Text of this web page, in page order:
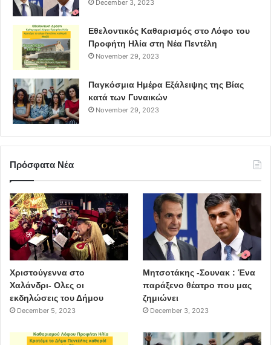
December 3, 2023
Εθελοντικός Καθαρισμός στο Λόφο του
Προφήτη Ηλία στη Νέα Πεντέλη
November 29, 2023
Παγκόσμια Ημέρα Εξάλειψης της Βίας
κατά των Γυναικών
November 29, 2023
Πρόσφατα Νέα
Χριστούγεννα στο
Χαλάνδρι- Ολες οι
εκδηλώσεις του Δήμου
December 5, 2023
Μητσοτάκης -Σουνακ : Ένα
παράξενο θέατρο που μας
ζημιώνει
December 3, 2023